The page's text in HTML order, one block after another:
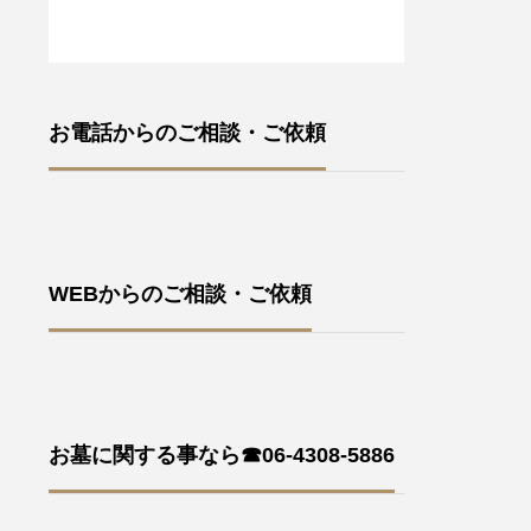
お電話からのご相談・ご依頼
WEBからのご相談・ご依頼
お墓に関する事なら☎06-4308-5886